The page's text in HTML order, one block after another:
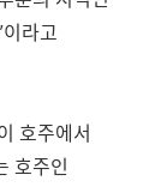
라고
호주에서
호주인